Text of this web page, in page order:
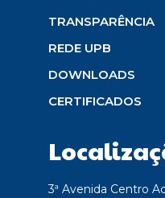
TRANSPARÊNCIA
REDE UPB
DOWNLOADS
CERTIFICADOS
3ª Avenida Centro